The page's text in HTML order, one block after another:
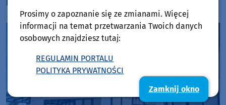
Prosimy o zapoznanie się ze zmianami. Więcej
informacji na temat przetwarzania Twoich danych
osobowych znajdziesz tutaj:
REGULAMIN PORTALU
POLITYKA PRYWATNOŚCI
Zamknij okno